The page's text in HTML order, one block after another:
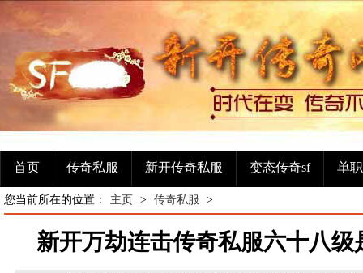
首页 传奇私服 新开传奇私服 变态传奇sf 单
您当前所在的位置： 主页 > 传奇私服 >
新开万劫连击传奇私服六十八级